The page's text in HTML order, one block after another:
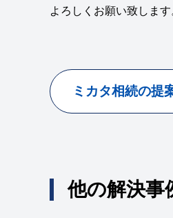
よろしくお願い致します
ミカタ相続の提
他の解決事